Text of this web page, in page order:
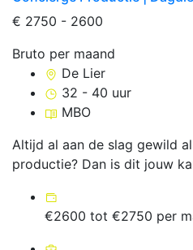
€ 2750 - 2600
Bruto per maand
De Lier
32 - 40 uur
MBO
Altijd al aan de slag gewild
productie? Dan is dit jouw
€2600 tot €2750 per